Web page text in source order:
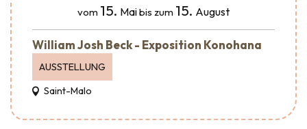
vom 15. Maibis zum 15. August
William Josh Beck - Exposition Konohana
AUSSTELLUNG
Saint-Malo